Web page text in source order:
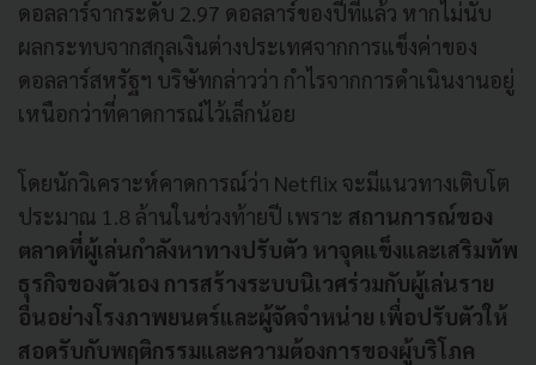
ดอลลาร์จากระดับ 2.97 ดอลลาร์ของปีที่แล้ว หากไม่นับ
ผลกระทบจากสกุลเงินต่างประเทศจากการแข็งค่าของ
ดอลลาร์สหรัฐฯ บริษัทกล่าวว่า กำไรจากการดำเนินงานอยู่
เหนือกว่าที่คาดการณ์ไว้เล็กน้อย
โดยนักวิเคราะห์คาดการณ์ว่า Netflix จะมีแนวทางเติบโต
ประมาณ 1.8 ล้านในช่วงท้ายปี เพราะ สถานการณ์ของ
ตลาดที่ผู้เล่นกำลังหาทางปรับตัว หาจุดแข็งและเสริมทัพ
ธุรกิจของตัวเอง การสร้างระบบนิเวศร่วมกับผู้เล่นราย
อื่นอย่างโรงภาพยนตร์และผู้จัดจำหน่าย เพื่อปรับตัวให้
สอดรับกับพฤติกรรมและความต้องการของผู้บริโภค